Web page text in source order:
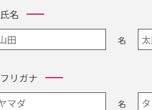
氏名
名
フリガナ
名